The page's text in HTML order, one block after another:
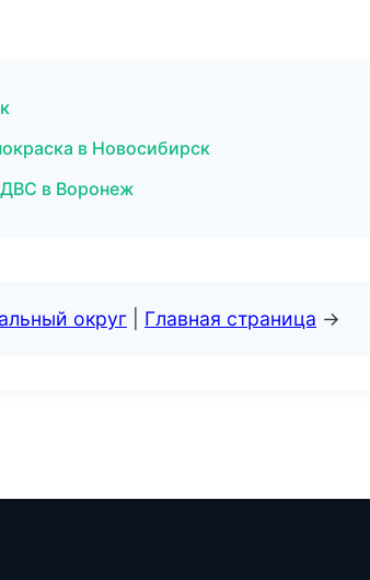
в Новосибирск
ДВС в Воронеж
округ Главная страница →